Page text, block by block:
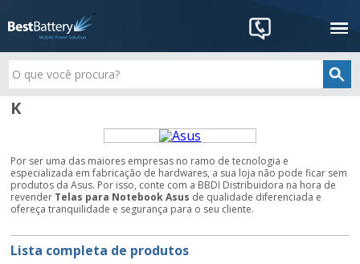
K
Por ser uma das maiores empresas no ramo de tecnologia e
especializada em fabricação de hardwares, a sua loja não pode ficar sem
produtos da Asus. Por isso, conte com a BBDI Distribuidora na hora de
revender Telas para Notebook Asus de qualidade diferenciada e
ofereça tranquilidade e segurança para o seu cliente.
Lista completa de produtos